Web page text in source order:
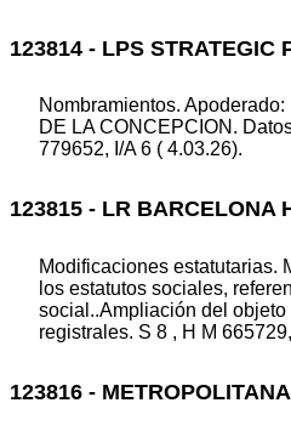
123814 - LPS STRATEGIC
Nombramientos.
DE LA CONCEPCION.
779652, I/A 6 ( 4.03.26).
123815 - LR BARCELONA
Modificaciones estatutarias.
los estatutos sociales,
social..Ampliación del
registrales. S 8 , H M
123816 -